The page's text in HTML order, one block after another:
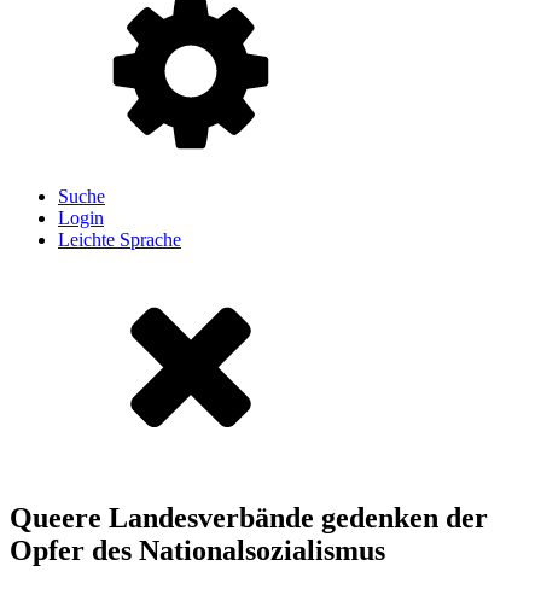
Suche
Login
Leichte Sprache
Queere Landesverbände gedenken der
Opfer des Nationalsozialismus